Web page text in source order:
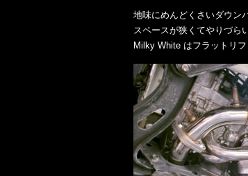
地味にめんどくさいダウン
スペースが狭くてやりづら
Milky White はフラットリ